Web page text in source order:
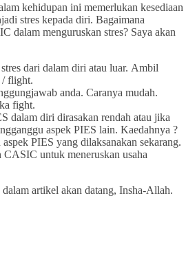
kehidupan ini memerlukan kesediaan
stres kepada diri. Bagaimana
dalam menguruskan stres? Saya akan
dari dalam diri atau luar. Ambil
/ flight.
anda. Caranya mudah.
fight.
dalam diri dirasakan rendah atau jika
aspek PIES lain. Kaedahnya ?
PIES yang dilaksanakan sekarang.
untuk meneruskan usaha
artikel akan datang, Insha-Allah.